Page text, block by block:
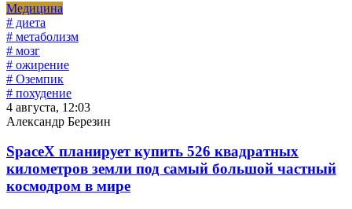
Медицина
# диета
# метаболизм
# мозг
# ожирение
# Оземпик
# похудение
4 августа, 12:03
Александр Березин
SpaceX планирует купить 526 квадратных
километров земли под самый большой частный
космодром в мире